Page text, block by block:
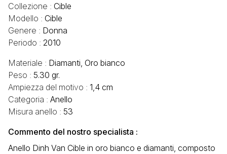
Collezione : Cible
Modello : Cible
Genere : Donna
Periodo : 2010
Materiale : Diamanti, Oro bianco
Peso : 5.30 gr.
Ampiezza del motivo : 1,4 cm
Categoria : Anello
Misura anello : 53
Commento del nostro specialista :
Anello Dinh Van Cible in oro bianco e diamanti, composto